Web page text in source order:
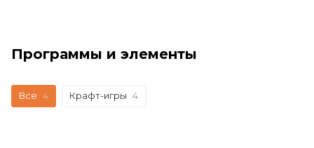
Программы и элементы
Все 4 Крафт-игры 4